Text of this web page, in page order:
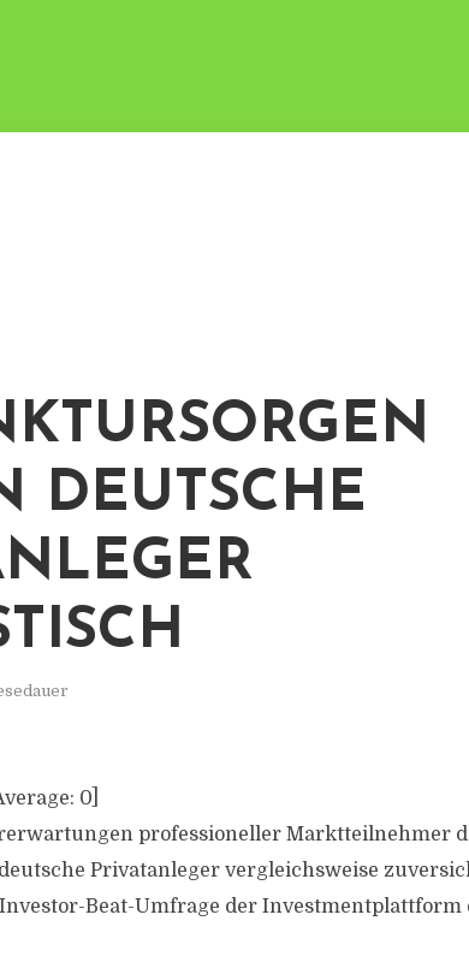
DEUTSCHE
0
professioneller Marktteilnehmer
Privatanleger vergleichsweise
Beat-Umfrage der Investmentplattform